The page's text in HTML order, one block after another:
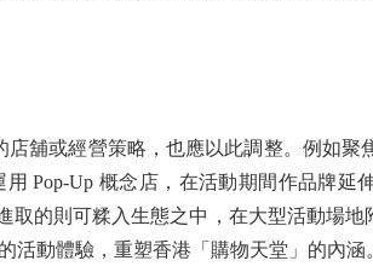
或經營策略，也應以此調整。例如聚
Pop-Up 概念店，在活動期間作品牌延
的則可糅入生態之中，在大型活動場
活動體驗，重塑香港「購物天堂」的內涵